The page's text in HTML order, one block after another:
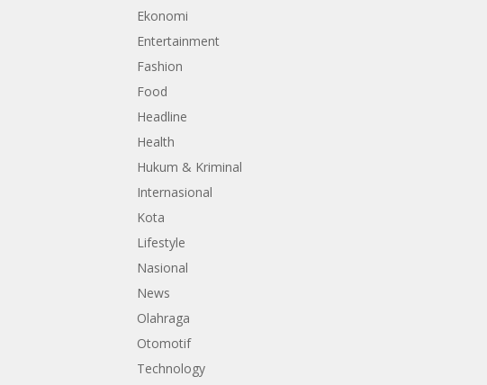
Ekonomi
Entertainment
Fashion
Food
Headline
Health
Hukum & Kriminal
Internasional
Kota
Lifestyle
Nasional
News
Olahraga
Otomotif
Technology